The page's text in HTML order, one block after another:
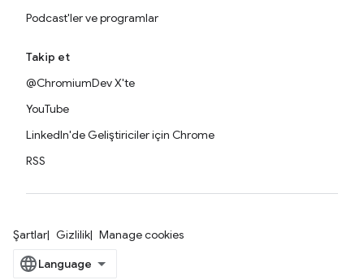
Podcast'ler ve programlar
Takip et
@ChromiumDev X'te
YouTube
LinkedIn'de Geliştiriciler için Chrome
RSS
Şartlar Gizlilik Manage cookies